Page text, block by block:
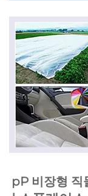
pP 비장형 직